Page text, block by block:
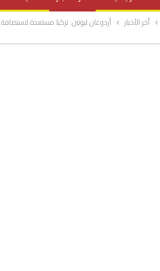
صحة وتغذية
المرأة والحياة أخر الأخبار أردوغان لبوتين: تركيا مستعدة